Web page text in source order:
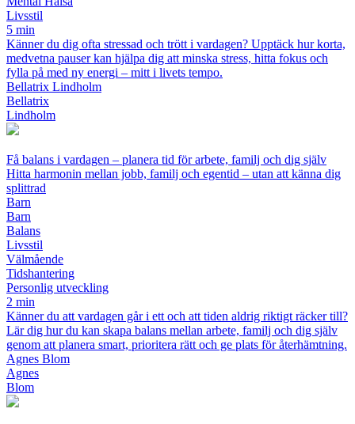
Livsstil
5 min
Känner du dig ofta stressad och trött i vardagen? Upptäck hur korta,
medvetna pauser kan hjälpa dig att minska stress, hitta fokus och
fylla på med ny energi – mitt i livets tempo.
Bellatrix Lindholm
Bellatrix
Lindholm
Få balans i vardagen – planera tid för arbete, familj och dig själv
Hitta harmonin mellan jobb, familj och egentid – utan att känna dig
splittrad
Barn
Barn
Balans
Livsstil
Välmående
Tidshantering
Personlig utveckling
2 min
Känner du att vardagen går i ett och att tiden aldrig riktigt räcker till?
Lär dig hur du kan skapa balans mellan arbete, familj och dig själv
genom att planera smart, prioritera rätt och ge plats för återhämtning.
Agnes Blom
Agnes
Blom